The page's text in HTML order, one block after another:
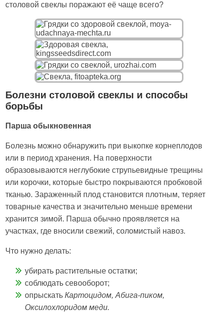
столовой свеклы поражают её чаще всего?
Болезни столовой свеклы и способы
борьбы
Парша обыкновенная
Болезнь можно обнаружить при выкопке корнеплодов
или в период хранения. На поверхности
образовываются неглубокие струпьевидные трещины
или корочки, которые быстро покрываются пробковой
тканью. Зараженный плод становится плотным, теряет
товарные качества и значительно меньше времени
хранится зимой. Парша обычно проявляется на
участках, где вносили свежий, соломистый навоз.
Что нужно делать:
убирать растительные остатки;
соблюдать севооборот;
опрыскатьКартоцидом, Абига-пиком,
Оксилохлоридом меди.